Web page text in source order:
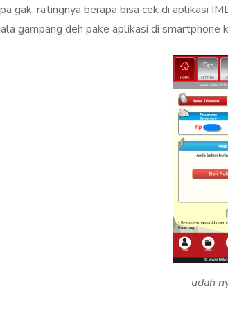
gak, ratingnya berapa bisa cek di aplikasi
gampang deh pake aplikasi di smartphone
udah